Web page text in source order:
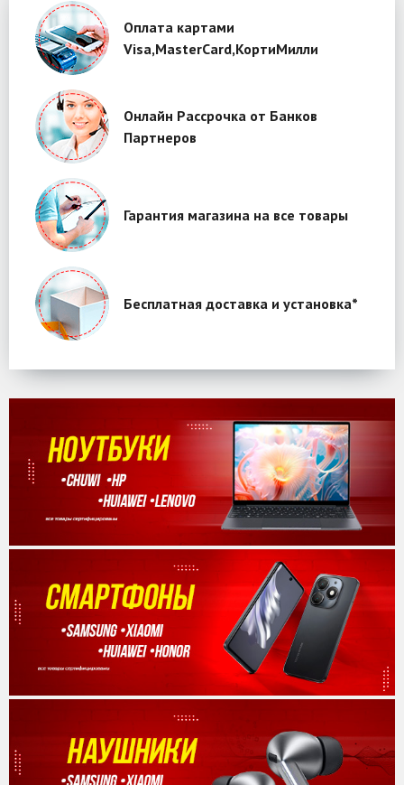
Оплата картами
Visa,MasterCard,КортиМилли
Онлайн Рассрочка от Банков
Партнеров
Гарантия магазина на все товары
Бесплатная доставка и установка*